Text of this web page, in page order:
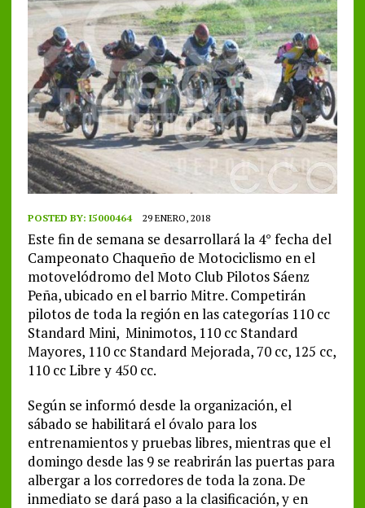
POSTED BY: I5000464 29 ENERO, 2018
Este fin de semana se desarrollará la 4° fecha del
Campeonato Chaqueño de Motociclismo en el
motovelódromo del Moto Club Pilotos Sáenz
Peña, ubicado en el barrio Mitre. Competirán
pilotos de toda la región en las categorías 110 cc
Standard Mini, Minimotos, 110 cc Standard
Mayores, 110 cc Standard Mejorada, 70 cc, 125 cc,
110 cc Libre y 450 cc.
Según se informó desde la organización, el
sábado se habilitará el óvalo para los
entrenamientos y pruebas libres, mientras que el
domingo desde las 9 se reabrirán las puertas para
albergar a los corredores de toda la zona. De
inmediato se dará paso a la clasificación, y en